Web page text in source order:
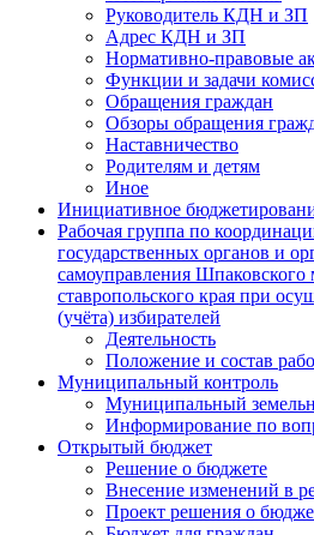
Руководитель КДН и ЗП
Адрес КДН и ЗП
Нормативно-правовые
Функции и задачи
Обращения граждан
Обзоры обращения
Наставничество
Родителям и детям
Иное
Инициативное
Рабочая группа по
государственных органов и
самоуправления Шпаковского
ставропольского края при
(учёта) избирателей
Деятельность
Положение и состав
Муниципальный контроль
Муниципальный
Информирование по
Открытый бюджет
Решение о бюджете
Внесение изменений в
Проект решения о